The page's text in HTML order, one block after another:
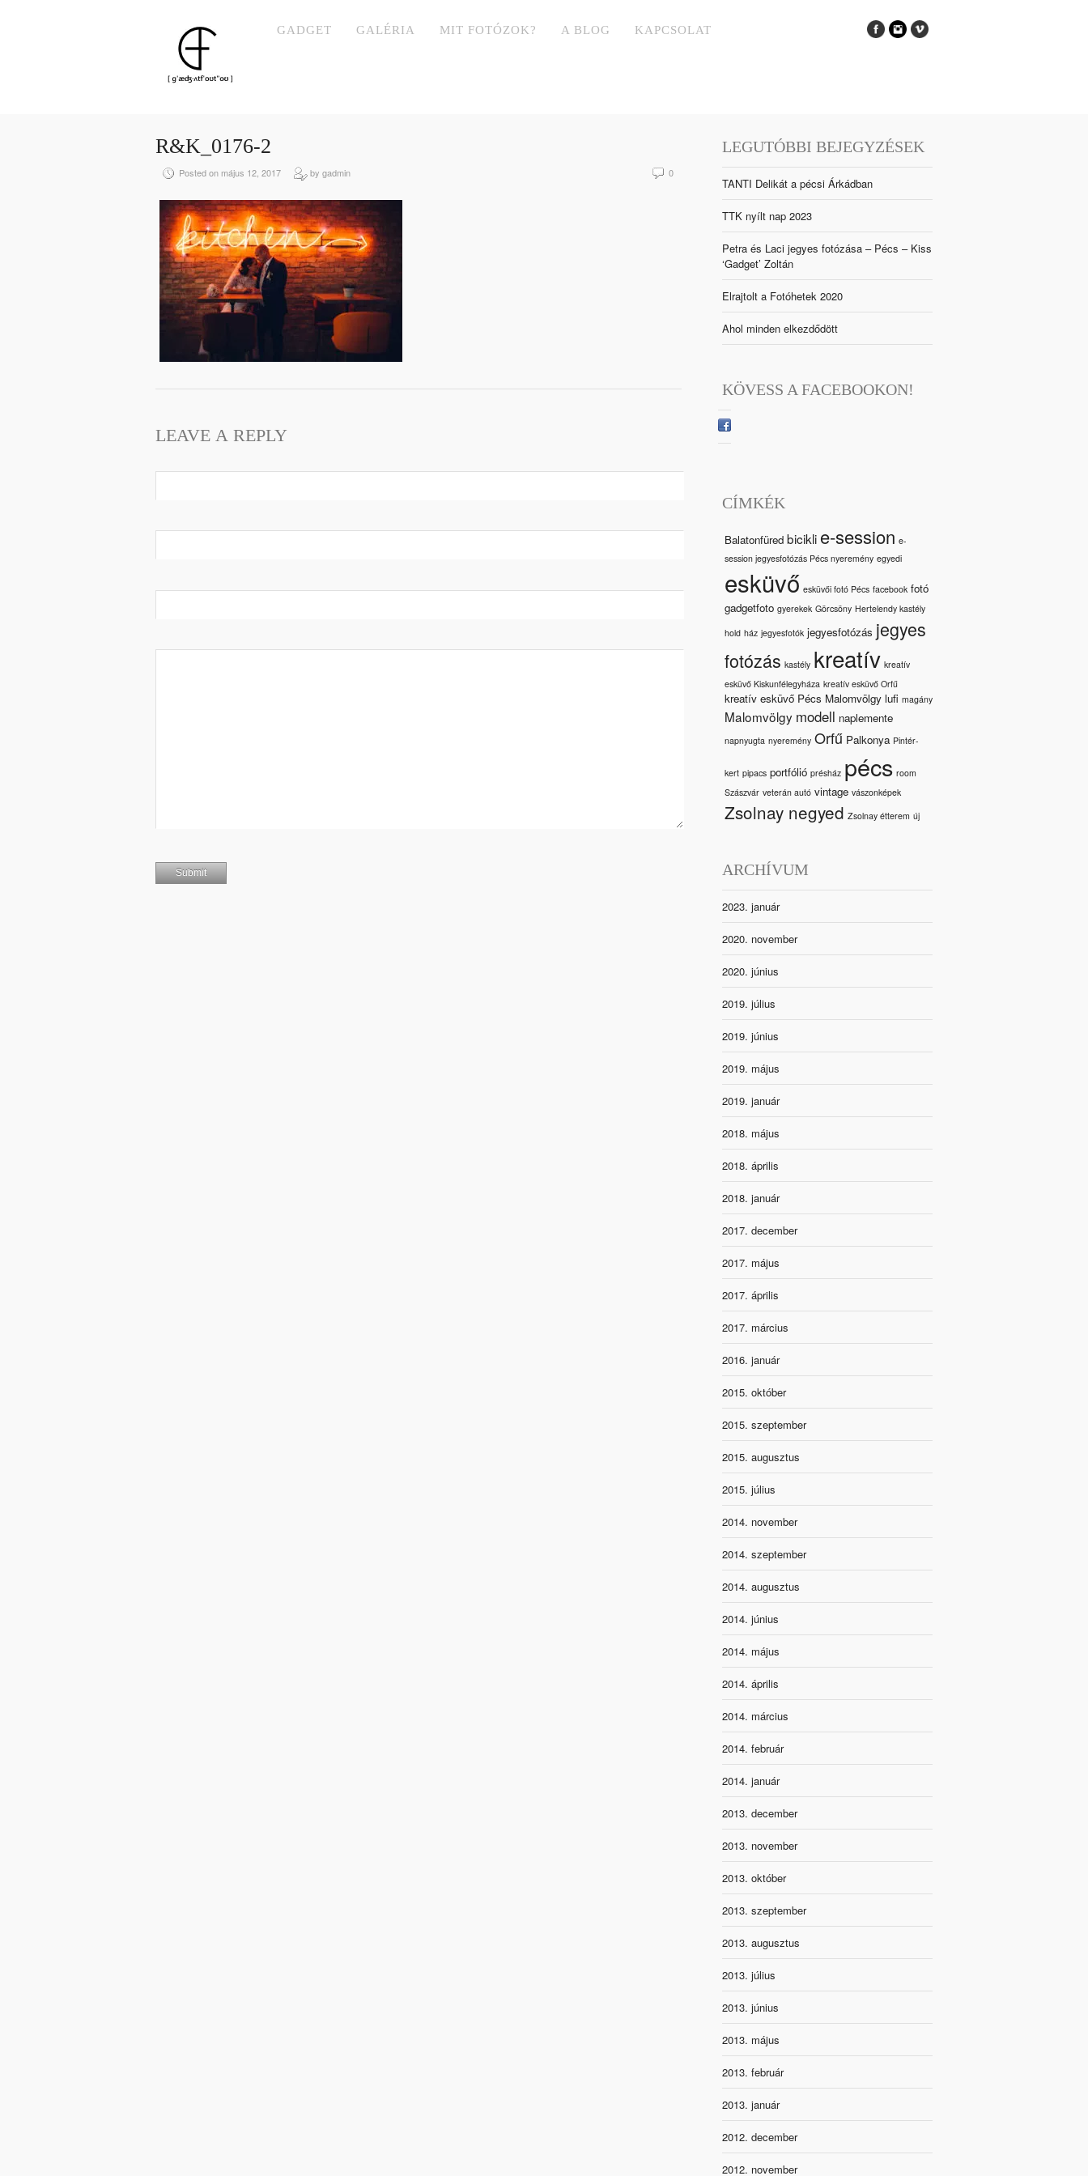
GADGET GALÉRIA MIT FOTÓZOK? A BLOG KAPCSOLAT
R&K_0176-2
Posted on május 12, 2017 by gadmin 0
LEAVE A REPLY
LEGUTÓBBI BEJEGYZÉSEK
TANTI Delikát a pécsi Árkádban
TTK nyílt nap 2023
Petra és Laci jegyes fotózása – Pécs – Kiss
‘Gadget’ Zoltán
Elrajtolt a Fotóhetek 2020
Ahol minden elkezdődött
KÖVESS A FACEBOOKON!
CÍMKÉK
Balatonfüred bicikli e-session e-
session jegyesfotózás Pécs nyeremény egyedi
esküvő esküvői fotó Pécs facebook fotó
gadgetfoto gyerekek Görcsöny Hertelendy kastély
hold ház jegyesfotók jegyesfotózás jegyes
fotózás kastély kreatív kreatív
esküvő Kiskunfélegyháza kreatív esküvő Orfű
kreatív esküvő Pécs Malomvölgy lufi magány
Malomvölgy modell naplemente
napnyugta nyeremény Orfű Palkonya Pintér-
kert pipacs portfólió présház pécs room
Szászvár veterán autó vintage vászonképek
Zsolnay negyed Zsolnay étterem új
ARCHÍVUM
2023. január
2020. november
2020. június
2019. július
2019. június
2019. május
2019. január
2018. május
2018. április
2018. január
2017. december
2017. május
2017. április
2017. március
2016. január
2015. október
2015. szeptember
2015. augusztus
2015. július
2014. november
2014. szeptember
2014. augusztus
2014. június
2014. május
2014. április
2014. március
2014. február
2014. január
2013. december
2013. november
2013. október
2013. szeptember
2013. augusztus
2013. július
2013. június
2013. május
2013. február
2013. január
2012. december
2012. november